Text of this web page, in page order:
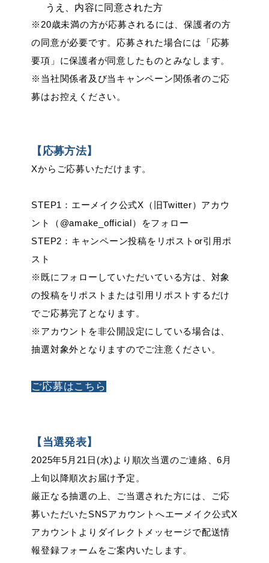
うえ、内容に同意された方
※20歳未満の方が応募されるには、保護者の方
の同意が必要です。応募された場合には「応募
要項」に保護者が同意したものとみなします。
※当社関係者及び当キャンペーン関係者のご応
募はお控えください。
【応募方法】
Xからご応募いただけます。
STEP1：エーメイク公式X（旧Twitter）アカウ
ント（@amake_official）をフォロー
STEP2：キャンペーン投稿をリポストor引用ポ
スト
※既にフォローしていただいている方は、対象
の投稿をリポストまたは引用リポストするだけ
でご応募完了となります。
※アカウントを非公開設定にしている場合は、
抽選対象外となりますのでご注意ください。
ご応募はこちら
【当選発表】
2025年5月21日(水)より順次当選のご連絡、6月
上旬以降順次お届け予定。
厳正なる抽選の上、ご当選された方には、ご応
募いただいたSNSアカウントへエーメイク公式X
アカウントよりダイレクトメッセージで配送情
報登録フォームをご案内いたします。